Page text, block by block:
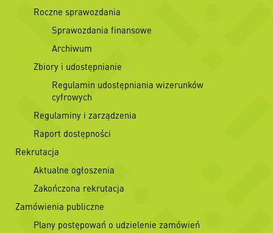
Roczne sprawozdania
Sprawozdania finansowe
Archiwum
Zbiory i udostępnianie
Regulamin udostępniania wizerunków
cyfrowych
Regulaminy i zarządzenia
Raport dostępności
Rekrutacja
Aktualne ogłoszenia
Zakończona rekrutacja
Zamówienia publiczne
Plany postępowań o udzielenie zamówień